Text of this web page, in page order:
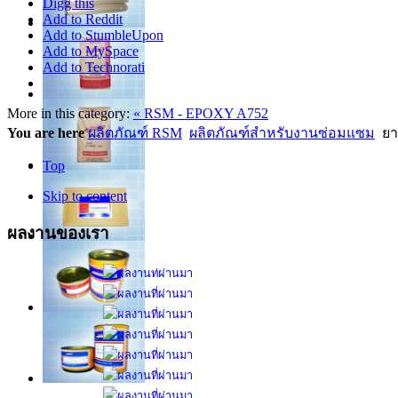
Add to Reddit
Add to StumbleUpon
Add to MySpace
Add to Technorati
More in this category: « RSM - EPOXY A752
You are here ผลิตภัณฑ์ RSM ผลิตภัณฑ์สำหรับงานซ่อมแซม ย
Top
Skip to content
ผลงานของเรา